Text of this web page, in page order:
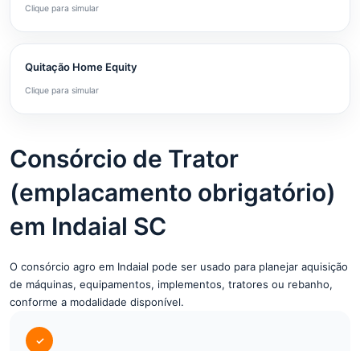
Clique para simular
Quitação Home Equity
Clique para simular
Consórcio de Trator
(emplacamento obrigatório)
em Indaial SC
O consórcio agro em Indaial pode ser usado para planejar aquisição
de máquinas, equipamentos, implementos, tratores ou rebanho,
conforme a modalidade disponível.
✓